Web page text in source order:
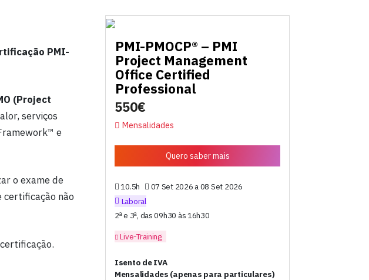
PMI-
(Project
serviços
e
o exame de
certificação não
PMI-PMOCP® – PMI
Project Management
Office Certified
Professional
550€
Mensalidades
Quero saber mais
10.5h
07 Set 2026 a 08 Set 2026
Laboral
2ª e 3ª, das 09h30 às 16h30
Live-Training
Isento de IVA
Mensalidades (apenas para particulares)